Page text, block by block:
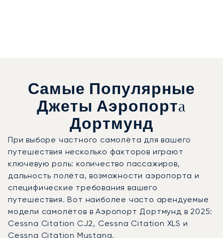
Самые Популярные
Джеты Аэропортa
Дортмунд
При выборе частного самолёта для вашего
путешествия несколько факторов играют
ключевую роль: количество пассажиров,
дальность полёта, возможности аэропорта и
специфические требования вашего
путешествия. Вот наиболее часто арендуемые
модели самолётов в Аэропорт Дортмунд в 2025:
Cessna Citation CJ2, Cessna Citation XLS и
Cessna Citation Mustang.